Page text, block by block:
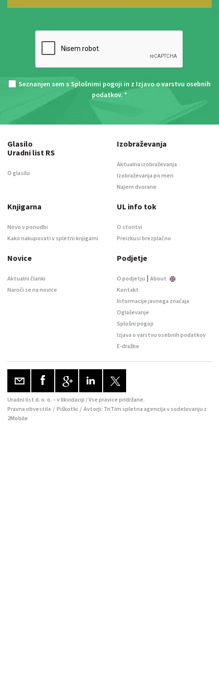
Seznanjen sem s Splošnimi pogoji in z Izjavo o varstvu osebnih
podatkov. *
Glasilo
Uradni list RS
O glasilu
Izobraževanja
Aktualna izobraževanja
Izobraževanja po meri
Najem dvorane
Knjigarna
Novo v ponudbi
Kako nakupovati v spletni knjigarni
UL info tok
O storitvi
Preizkusi brezplačno
Novice
Aktualni članki
Naroči se na novice
Podjetje
O podjetju | About
Kontakt
Informacije javnega značaja
Oglaševanje
Splošni pogoji
Izjava o varstvu osebnih podatkov
E-dražbe
Uradni list d. o. o. – v likvidaciji / Vse pravice pridržane.
Pravna obvestila / Piškotki / Avtorji: TriTim spletna agencija v sodelovanju z
2Mobile